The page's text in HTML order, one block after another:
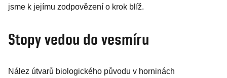
jsme k jejímu zodpovězení o krok blíž.
Stopy vedou do vesmíru
Nález útvarů biologického původu v horninách